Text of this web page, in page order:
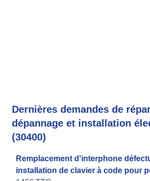
Dernières demandes de
dépannage et installation
(30400)
Remplacement d'interphone
installation de clavier à code pour